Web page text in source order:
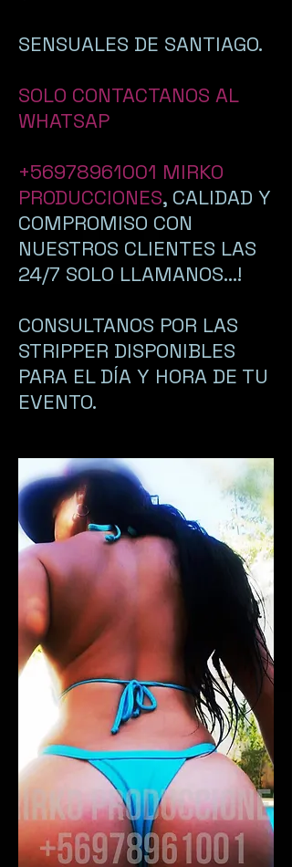
SENSUALES DE SANTIAGO.
SOLO CONTACTANOS AL
WHATSAP
+56978961001 MIRKO
PRODUCCIONES, CALIDAD Y
COMPROMISO CON
NUESTROS CLIENTES LAS
24/7 SOLO LLAMANOS...!
CONSULTANOS POR LAS
STRIPPER DISPONIBLES
PARA EL DÍA Y HORA DE TU
EVENTO.